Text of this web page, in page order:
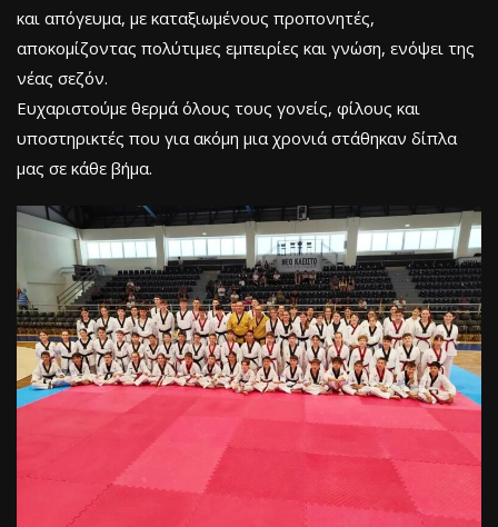
και απόγευμα, με καταξιωμένους προπονητές,
αποκομίζοντας πολύτιμες εμπειρίες και γνώση, ενόψει της
νέας σεζόν.
Ευχαριστούμε θερμά όλους τους γονείς, φίλους και
υποστηρικτές που για ακόμη μια χρονιά στάθηκαν δίπλα
μας σε κάθε βήμα.